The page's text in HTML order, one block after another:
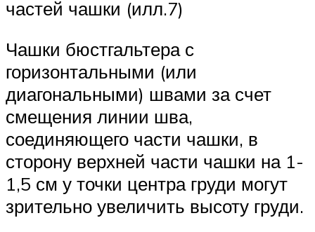
частей чашки (илл.7)
Чашки бюстгальтера с
горизонтальными (или
диагональными) швами за счет
смещения линии шва,
соединяющего части чашки, в
сторону верхней части чашки на 1-
1,5 см у точки центра груди могут
зрительно увеличить высоту груди.